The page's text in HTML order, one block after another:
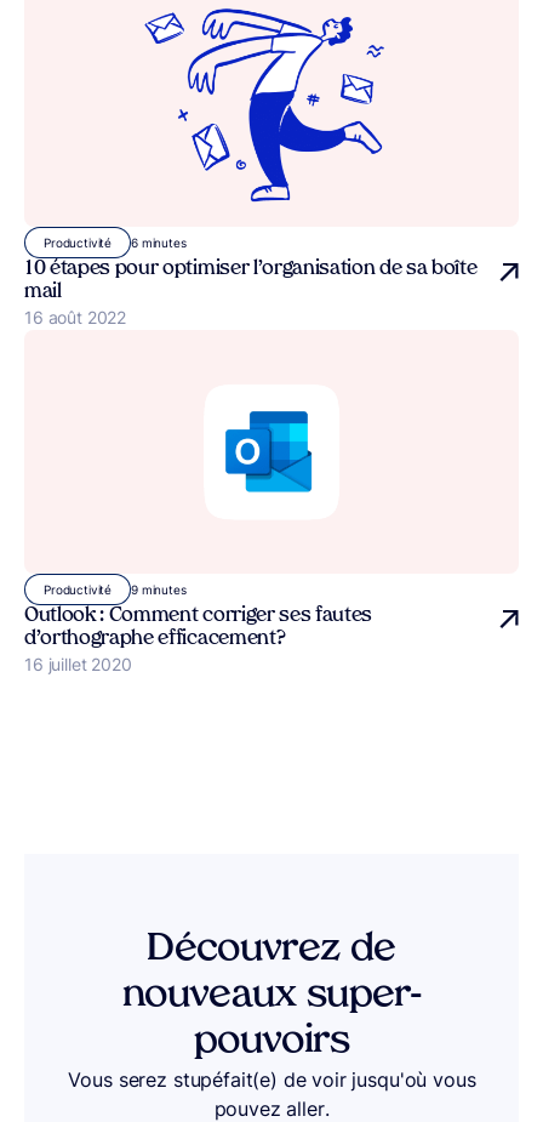
Productivité 6 minutes
10 étapes pour optimiser l’organisation de sa boîte
mail
Publié le
16 août 2022
Productivité 9 minutes
Outlook : Comment corriger ses fautes
d’orthographe efficacement ?
Publié le
16 juillet 2020
Découvrez de
nouveaux super-
pouvoirs
Vous serez stupéfait(e) de voir jusqu'où vous
pouvez aller.